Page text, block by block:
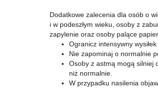
Dodatkowe zalecenia dla osób o
i w podeszłym wieku, osoby z
zapylenie oraz osoby palące
Ogranicz intensywny
Nie zapominaj o normalnie
Osoby z astmą mogą silniej
niż normalnie.
W przypadku nasilenia